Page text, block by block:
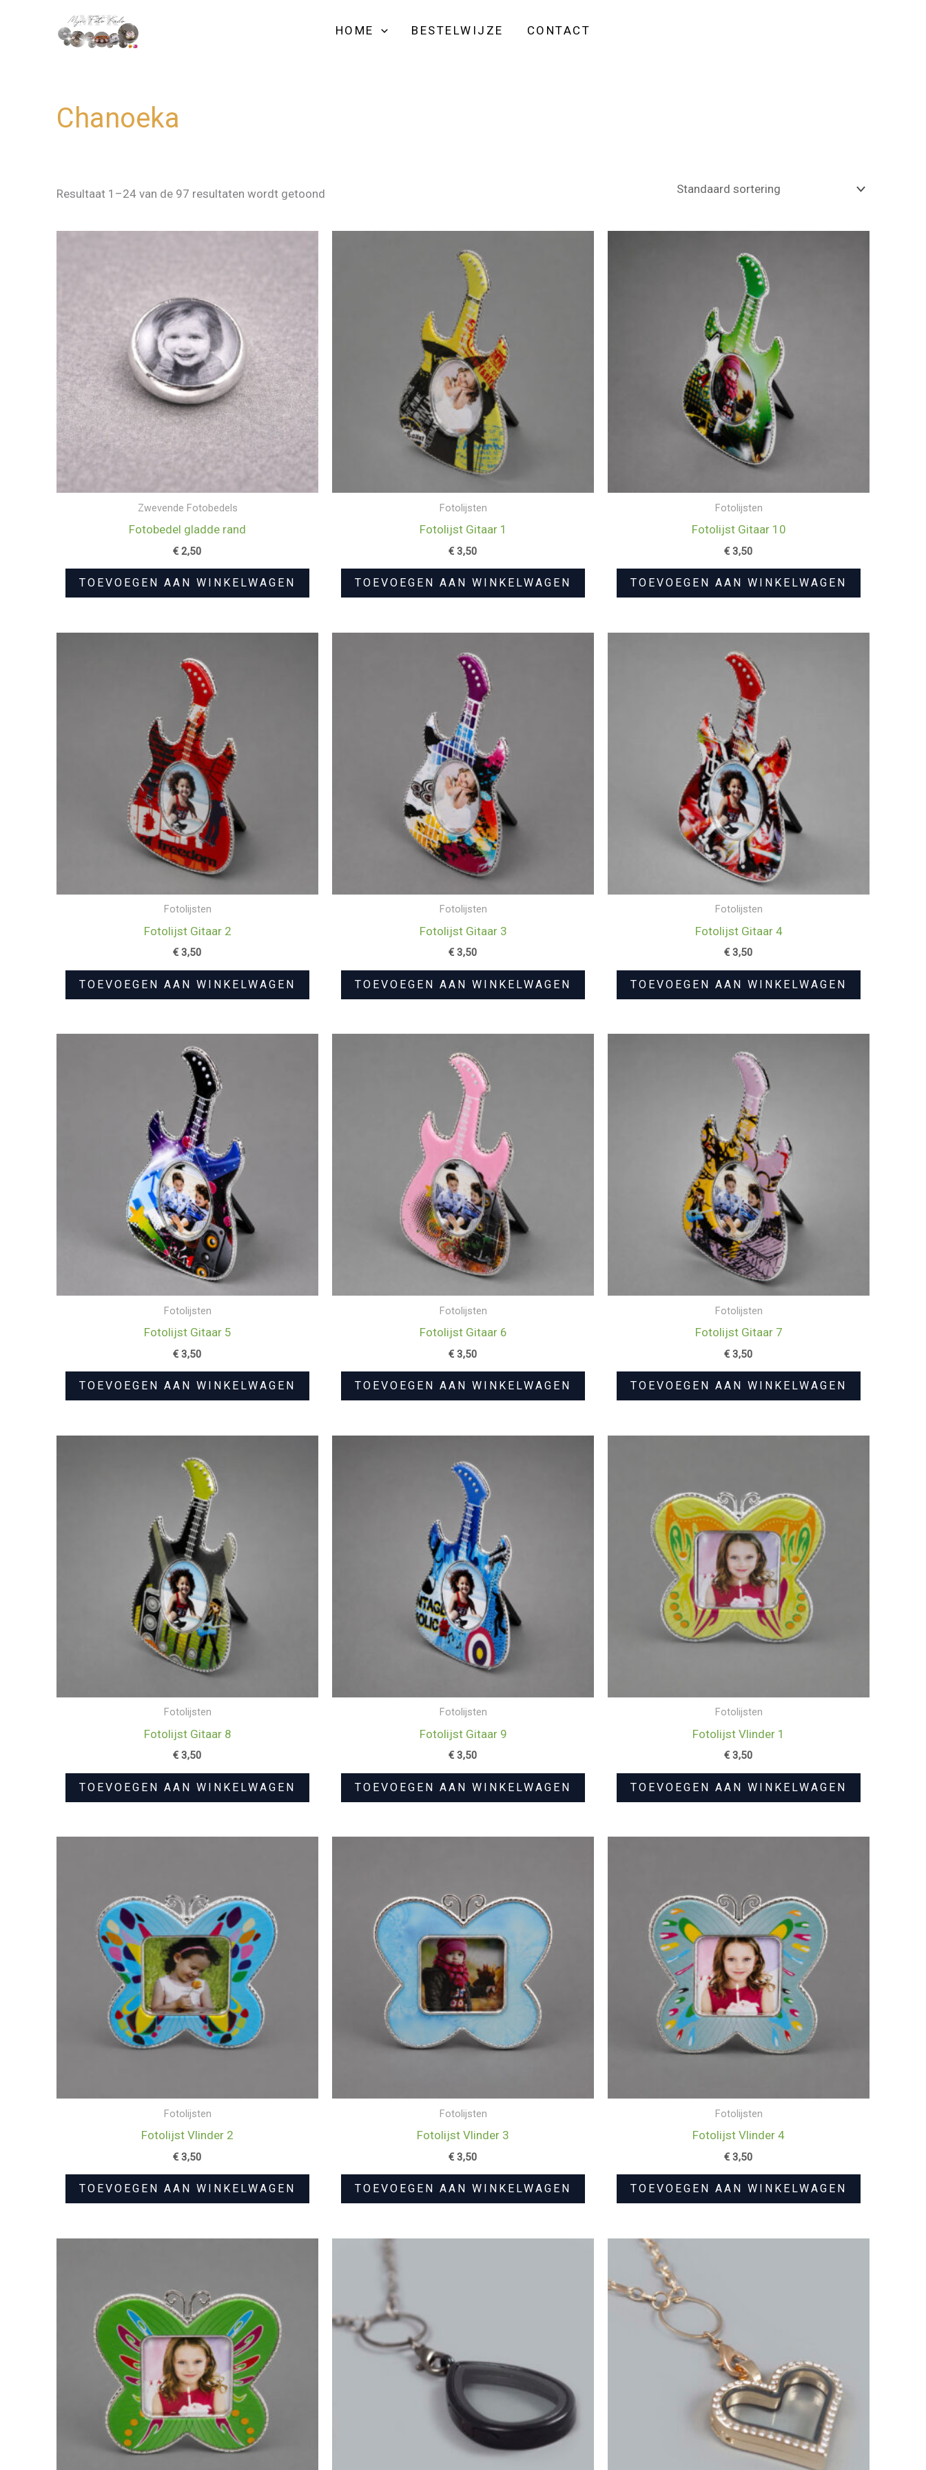
HOME BESTELWIJZE CONTACT
Chanoeka
Resultaat 1–24 van de 97 resultaten wordt getoond
Zwevende Fotobedels
Fotobedel gladde rand
€ 2,50
TOEVOEGEN AAN WINKELWAGEN
Fotolijsten
Fotolijst Gitaar 1
€ 3,50
TOEVOEGEN AAN WINKELWAGEN
Fotolijsten
Fotolijst Gitaar 10
€ 3,50
TOEVOEGEN AAN WINKELWAGEN
Fotolijsten
Fotolijst Gitaar 2
€ 3,50
TOEVOEGEN AAN WINKELWAGEN
Fotolijsten
Fotolijst Gitaar 3
€ 3,50
TOEVOEGEN AAN WINKELWAGEN
Fotolijsten
Fotolijst Gitaar 4
€ 3,50
TOEVOEGEN AAN WINKELWAGEN
Fotolijsten
Fotolijst Gitaar 5
€ 3,50
TOEVOEGEN AAN WINKELWAGEN
Fotolijsten
Fotolijst Gitaar 6
€ 3,50
TOEVOEGEN AAN WINKELWAGEN
Fotolijsten
Fotolijst Gitaar 7
€ 3,50
TOEVOEGEN AAN WINKELWAGEN
Fotolijsten
Fotolijst Gitaar 8
€ 3,50
TOEVOEGEN AAN WINKELWAGEN
Fotolijsten
Fotolijst Gitaar 9
€ 3,50
TOEVOEGEN AAN WINKELWAGEN
Fotolijsten
Fotolijst Vlinder 1
€ 3,50
TOEVOEGEN AAN WINKELWAGEN
Fotolijsten
Fotolijst Vlinder 2
€ 3,50
TOEVOEGEN AAN WINKELWAGEN
Fotolijsten
Fotolijst Vlinder 3
€ 3,50
TOEVOEGEN AAN WINKELWAGEN
Fotolijsten
Fotolijst Vlinder 4
€ 3,50
TOEVOEGEN AAN WINKELWAGEN